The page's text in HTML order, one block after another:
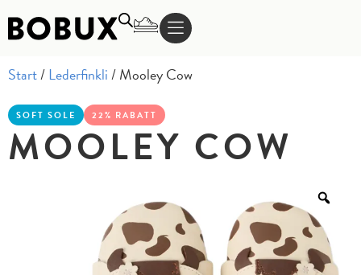
Start/Lederfinkli/ Mooley Cow
SOFT SOLE 22% RABATT
MOOLEY COW